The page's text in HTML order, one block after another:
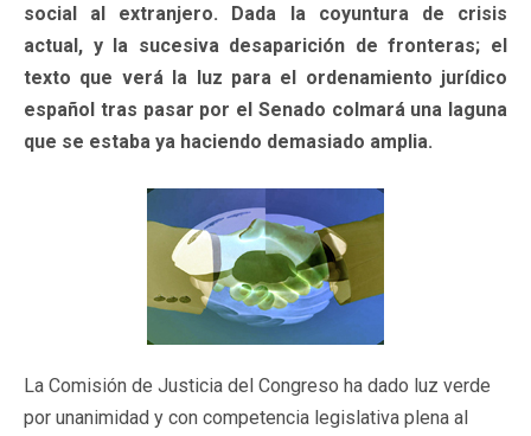
social al extranjero. Dada la coyuntura de crisis
actual, y la sucesiva desaparición de fronteras; el
texto que verá la luz para el ordenamiento jurídico
español tras pasar por el Senado colmará una laguna
que se estaba ya haciendo demasiado amplia.
La Comisión de Justicia del Congreso ha dado luz verde
por unanimidad y con competencia legislativa plena al